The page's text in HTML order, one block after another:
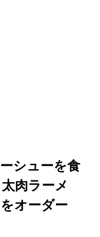
シューを食
肉ラーメ
オーダー